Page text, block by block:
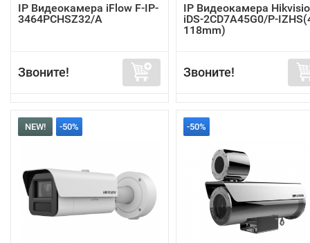
IP Видеокамера iFlow F-IP-
3464PCHSZ32/A
Звоните!
IP Видеокамера
iDS-2CD7A45G0/P-
118mm)
Звоните!
NEW! -50% -50%